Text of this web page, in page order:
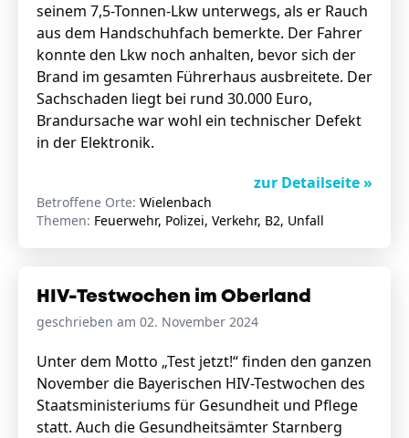
seinem 7,5-Tonnen-Lkw unterwegs, als er Rauch
aus dem Handschuhfach bemerkte. Der Fahrer
konnte den Lkw noch anhalten, bevor sich der
Brand im gesamten Führerhaus ausbreitete. Der
Sachschaden liegt bei rund 30.000 Euro,
Brandursache war wohl ein technischer Defekt
in der Elektronik.
zur Detailseite »
Betroffene Orte: Wielenbach
Themen: Feuerwehr, Polizei, Verkehr, B2, Unfall
HIV-Testwochen im Oberland
geschrieben am 02. November 2024
Unter dem Motto „Test jetzt!“ finden den ganzen
November die Bayerischen HIV-Testwochen des
Staatsministeriums für Gesundheit und Pflege
statt. Auch die Gesundheitsämter Starnberg